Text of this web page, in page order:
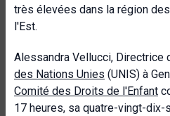
très élevées dans la région
l'Est.
Alessandra Vellucci, Directrice
des Nations Unies (UNIS) à
Comité des Droits de l'Enfant
17 heures, sa quatre-vingt-